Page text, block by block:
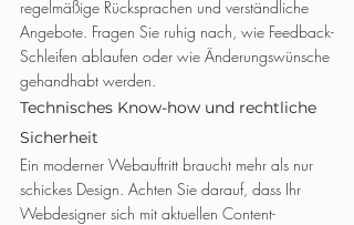
regelmäßige Rücksprachen und verständliche
Angebote. Fragen Sie ruhig nach, wie Feedback-
Schleifen ablaufen oder wie Änderungswünsche
gehandhabt werden.
Technisches Know-how und rechtliche
Sicherheit
Ein moderner Webauftritt braucht mehr als nur
schickes Design. Achten Sie darauf, dass Ihr
Webdesigner sich mit aktuellen Content-